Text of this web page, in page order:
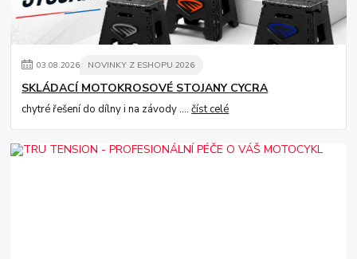
03.08.2026 NOVINKY Z ESHOPU 2026
SKLÁDACÍ MOTOKROSOVÉ STOJANY CYCRA
chytré řešení do dílny i na závody ....číst celé